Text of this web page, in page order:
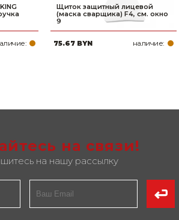
Щиток защитный лицевой
(маска сварщика) F4, см. окно
9
75.67 BYN наличие:
на связи!
на нашу рассылку